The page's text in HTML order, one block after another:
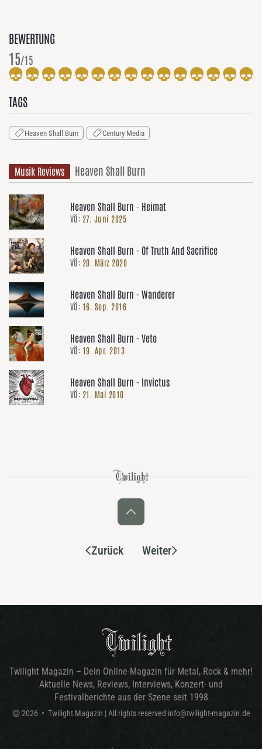
BEWERTUNG
15/15
TAGS
Heaven Shall Burn Century Media
Musik Reviews Heaven Shall Burn
Heaven Shall Burn - Heimat
VÖ: 27. Juni 2025
Heaven Shall Burn - Of Truth And Sacrifice
VÖ: 20. März 2020
Heaven Shall Burn - Wanderer
VÖ: 16. Sep. 2016
Heaven Shall Burn - Veto
VÖ: 19. Apr. 2013
Heaven Shall Burn - Invictus
VÖ: 21. Mai 2010
Zurück Weiter
Twilight Magazin – Dein Online-Magazin für Metal, Rock & mehr!
Aktuelle News, Reviews, Interviews, Konzert- und
Festivalberichte aus der Szene seit 1998
© 2026 • Twilight Magazin | All rights reserved info@twilight-magazin.de